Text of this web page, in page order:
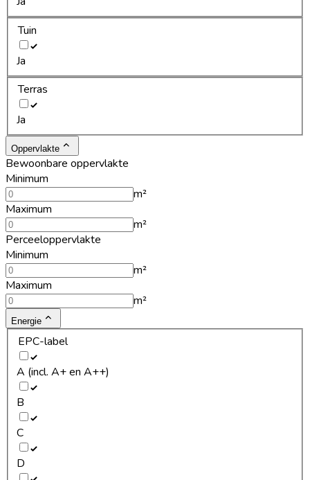
Tuin
Ja
Terras
Ja
Oppervlakte
Bewoonbare oppervlakte
Minimum
m²
Maximum
m²
Perceeloppervlakte
Minimum
m²
Maximum
m²
Energie
EPC-label
A (incl. A+ en A++)
B
C
D